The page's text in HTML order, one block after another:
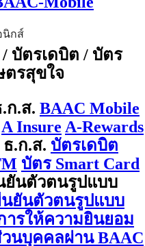
นิกส์
บัตรเดบิต / บัตร
ตรสุขใจ
ก.ส. BAAC Mobile
A Insure A-Rewards
.ก.ส. บัตรเดบิต
บัตร Smart Card
ยันตัวตนรูปแบบ
นยันตัวตนรูปแบบ
ารให้ความยินยอม
นบุคคลผ่าน BAAC